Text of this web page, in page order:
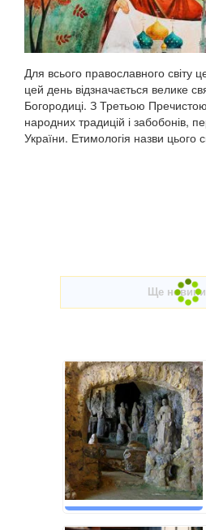
Для всього православного світу
цей день відзначається велике
Богородиці. З Третьою
народних традицій і забобонів,
України. Етимологія назви цього